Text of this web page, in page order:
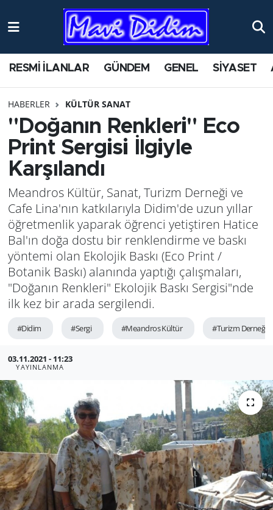
RESMİ İLANLAR GÜNDEM GENEL SİYASET
HABERLER KÜLTÜR SANAT
"Doğanın Renkleri" Eco
Print Sergisi İlgiyle
Karşılandı
Meandros Kültür, Sanat, Turizm Derneği ve
Cafe Lina'nın katkılarıyla Didim'de uzun yıllar
öğretmenlik yaparak öğrenci yetiştiren Hatice
Bal'ın doğa dostu bir renklendirme ve baskı
yöntemi olan Ekolojik Baskı (Eco Print /
Botanik Baskı) alanında yaptığı çalışmaları,
"Doğanın Renkleri" Ekolojik Baskı Sergisi"nde
ilk kez bir arada sergilendi.
#Didim #Sergi #Meandros Kültür #Turizm Derneği
03.11.2021 - 11:23
YAYINLANMA
ANTİK YERLER
AYDIN
BİLİM VE TEKNOLOJİ
ÇEVRE
EĞİTİM
EKONOMİ
GENEL
GÜNDEM
HABERDE İNSAN
KÜLTÜR SANAT
POLİTİKA
RESMİ İLANLAR
SAĞLIK
Nöbetçi Eczaneler
Namaz Vakitleri
Trafik Durumu
Süper Lig Puan Durumu ve Fikstür
Tüm Manşetler
Son Dakika Haberleri
Haber Arşivi